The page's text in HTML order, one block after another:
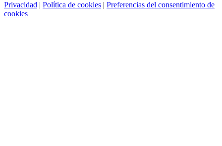
Privacidad | Política de cookies | Preferencias del consentimiento de
cookies